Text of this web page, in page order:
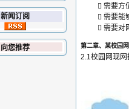
新闻订阅
向您推荐
 需要方
 需要能
 需要对
第二章、某校园
2.1校园网现网